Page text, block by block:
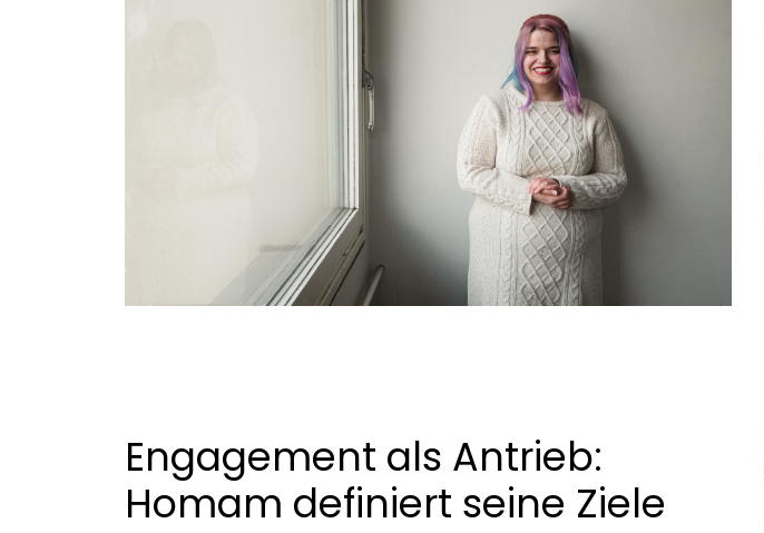
Engagement als Antrieb:
Homam definiert seine Ziele